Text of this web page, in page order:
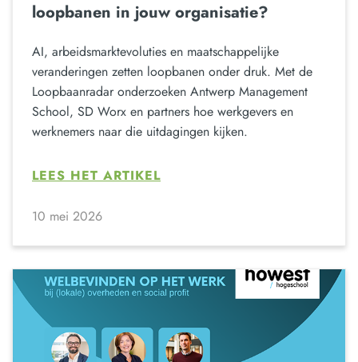
loopbanen in jouw organisatie?
AI, arbeidsmarktevoluties en maatschappelijke
veranderingen zetten loopbanen onder druk. Met de
Loopbaanradar onderzoeken Antwerp Management
School, SD Worx en partners hoe werkgevers en
werknemers naar die uitdagingen kijken.
LEES HET ARTIKEL
10 mei 2026